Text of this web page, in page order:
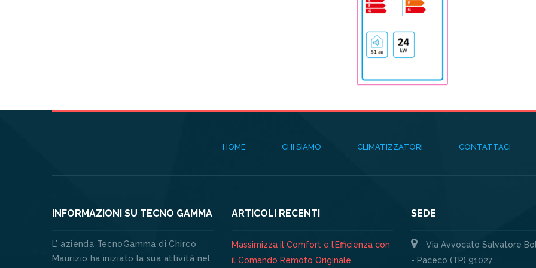
HOME CHI SIAMO CLIMATIZZATORI CONTATTACI
INFORMAZIONI SU TECNO GAMMA
L’ azienda TecnoGamma di Chirco
Maurizio ha iniziato la sua attività nel
ARTICOLI RECENTI
Massimizza il Comfort e l’Efficienza con
il Comando Remoto Originale
SEDE
Via Avvocato Salvatore
- Paceco (TP) 91027